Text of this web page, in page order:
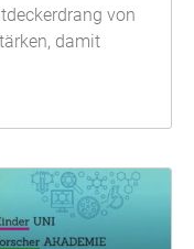
von
damit